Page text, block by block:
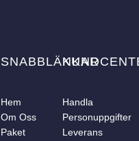
SNABBLÄNKAR
Hem
Om Oss
Paket
Handla
Personuppgifter
Leverans